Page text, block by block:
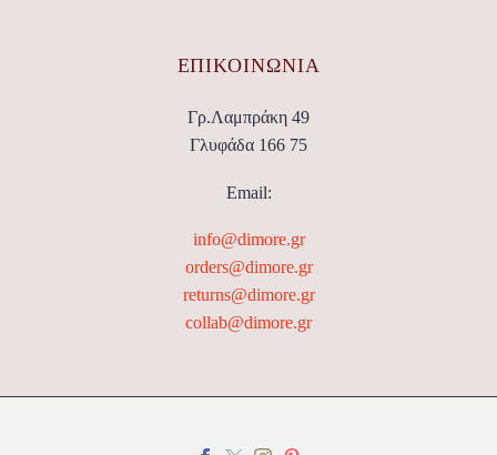
ΕΠΙΚΟΙΝΩΝΊΑ
Γρ.Λαμπράκη 49
Γλυφάδα 166 75
Email:
info@dimore.gr
orders@dimore.gr
returns@dimore.gr
collab@dimore.gr